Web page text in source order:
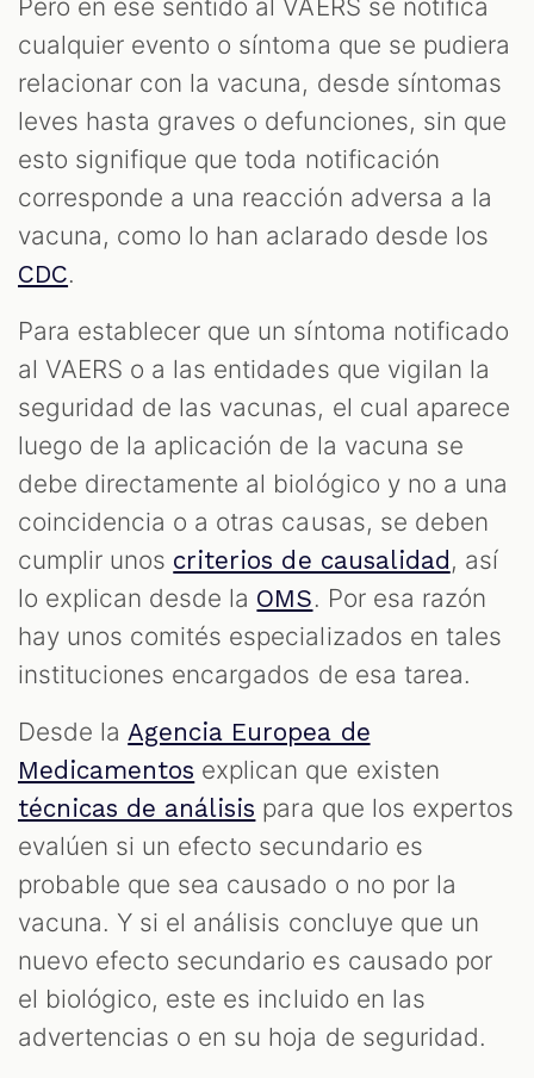
Pero en ese sentido al VAERS se notifica
cualquier evento o síntoma que se pudiera
relacionar con la vacuna, desde síntomas
leves hasta graves o defunciones, sin que
esto signifique que toda notificación
corresponde a una reacción adversa a la
vacuna, como lo han aclarado desde los
CDC.
Para establecer que un síntoma notificado
al VAERS o a las entidades que vigilan la
seguridad de las vacunas, el cual aparece
luego de la aplicación de la vacuna se
debe directamente al biológico y no a una
coincidencia o a otras causas, se deben
cumplir unos criterios de causalidad , así
lo explican desde la OMS. Por esa razón
hay unos comités especializados en tales
instituciones encargados de esa tarea.
Desde la Agencia Europea de
Medicamentos explican que existen
técnicas de análisis para que los expertos
evalúen si un efecto secundario es
probable que sea causado o no por la
vacuna. Y si el análisis concluye que un
nuevo efecto secundario es causado por
el biológico, este es incluido en las
advertencias o en su hoja de seguridad.